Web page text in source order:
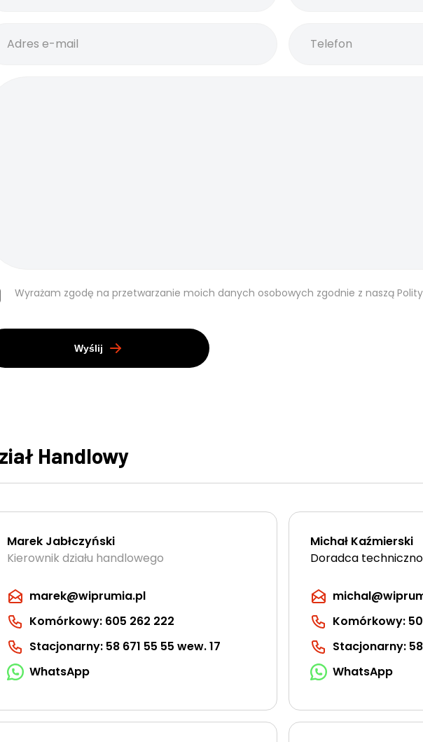
Wyrażam zgodę na przetwarzanie moich danych osobowych zgodnie z naszą
Wyślij
Handlowy
Marek Jabłczyński
Kierownik działu handlowego
marek@wiprumia.pl
Komórkowy: 605 262 222
Stacjonarny: 58 671 55 55 wew. 17
WhatsApp
Michał Kaźmierski
Doradca
Komórkowy:
Stacjonarny: 58
WhatsApp